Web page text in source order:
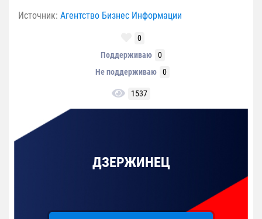
Источник: Агентство Бизнес Информации
0
Поддерживаю
0
Не поддерживаю
0
1537
ДЗЕРЖИНЕЦ